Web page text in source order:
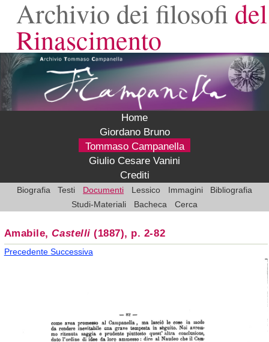
Archivio dei filosofi del
Rinascimento
Home
Giordano Bruno
Tommaso Campanella
Giulio Cesare Vanini
Crediti
Biografia Testi Documenti Lessico Immagini
Bibliografia
Studi-Materiali
Bacheca Cerca
Amabile,Castelli (1887), p. 2-82
Precedente Successiva